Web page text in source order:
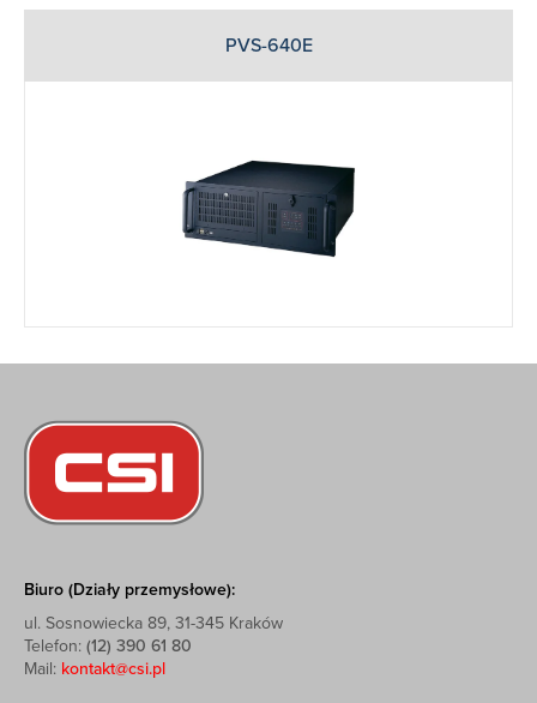
PVS-640E
Biuro (Działy przemysłowe):
ul. Sosnowiecka 89, 31-345 Kraków
Telefon: (12) 390 61 80
Mail: kontakt@csi.pl